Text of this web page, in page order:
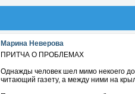
Марина Неверова
ПРИТЧА О ПРОБЛЕМАХ
Однажды человек шел мимо некоего
читающий газету, а между ними на